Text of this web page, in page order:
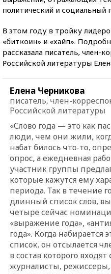
политический и социальный
В этом году в тройку
«биткоин» и «хайп».
рассказала писатель, член-
Российской литературы
Елена Черникова
писатель, член-
Российской литературы
«Слово года — это как
люди, чем они жили,
набат билось что-то,
опрос, а ежедневная
участник группы
которые кажутся ему
периода. Так в течение
длинный список слов,
четыре сейчас
«выражение года»,
года». Когда
список, он отсылается
в состав которого
журналисты, режиссеры,